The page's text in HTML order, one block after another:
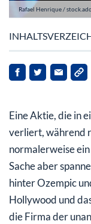
Rafael Henrique /
Zwei Zahlen,
Großer Markt,
Fazit
Eine Aktie, die in
verliert, während
normalerweise
Sache aber
hinter Ozempic
Hollywood und
die Firma der